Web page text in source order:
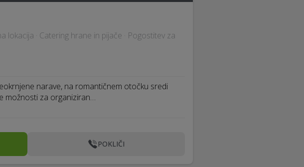
· Catering hrane in pijače · Pogostitev za
narave, na romantičnem otočku sredi
možnosti za organiziran…
POKLIČI